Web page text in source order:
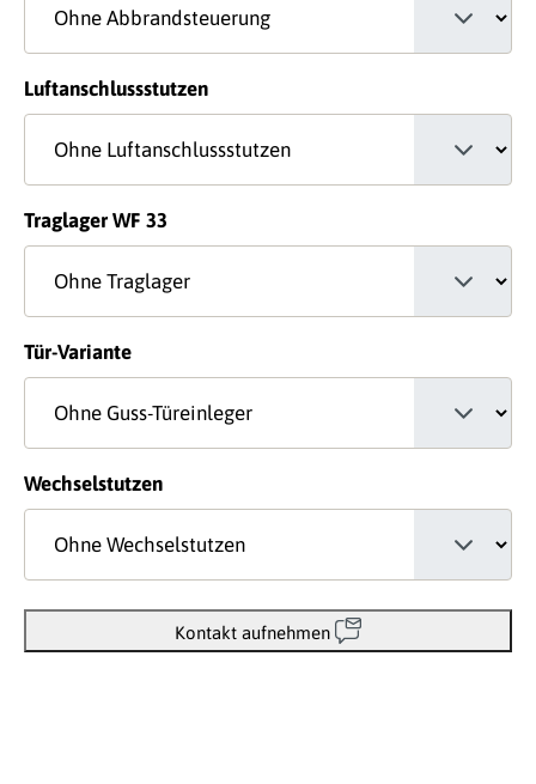
Luftanschlussstutzenauswählen
Traglager WF 33
Tür-Varianteauswählen
Wechselstutzenauswählen
Kontakt aufnehmen